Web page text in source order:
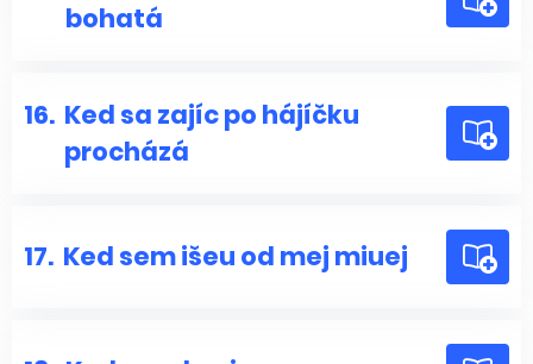
bohatá
16. Ked sa zajíc po hájíčku
procházá
17. Ked sem išeu od mej miuej